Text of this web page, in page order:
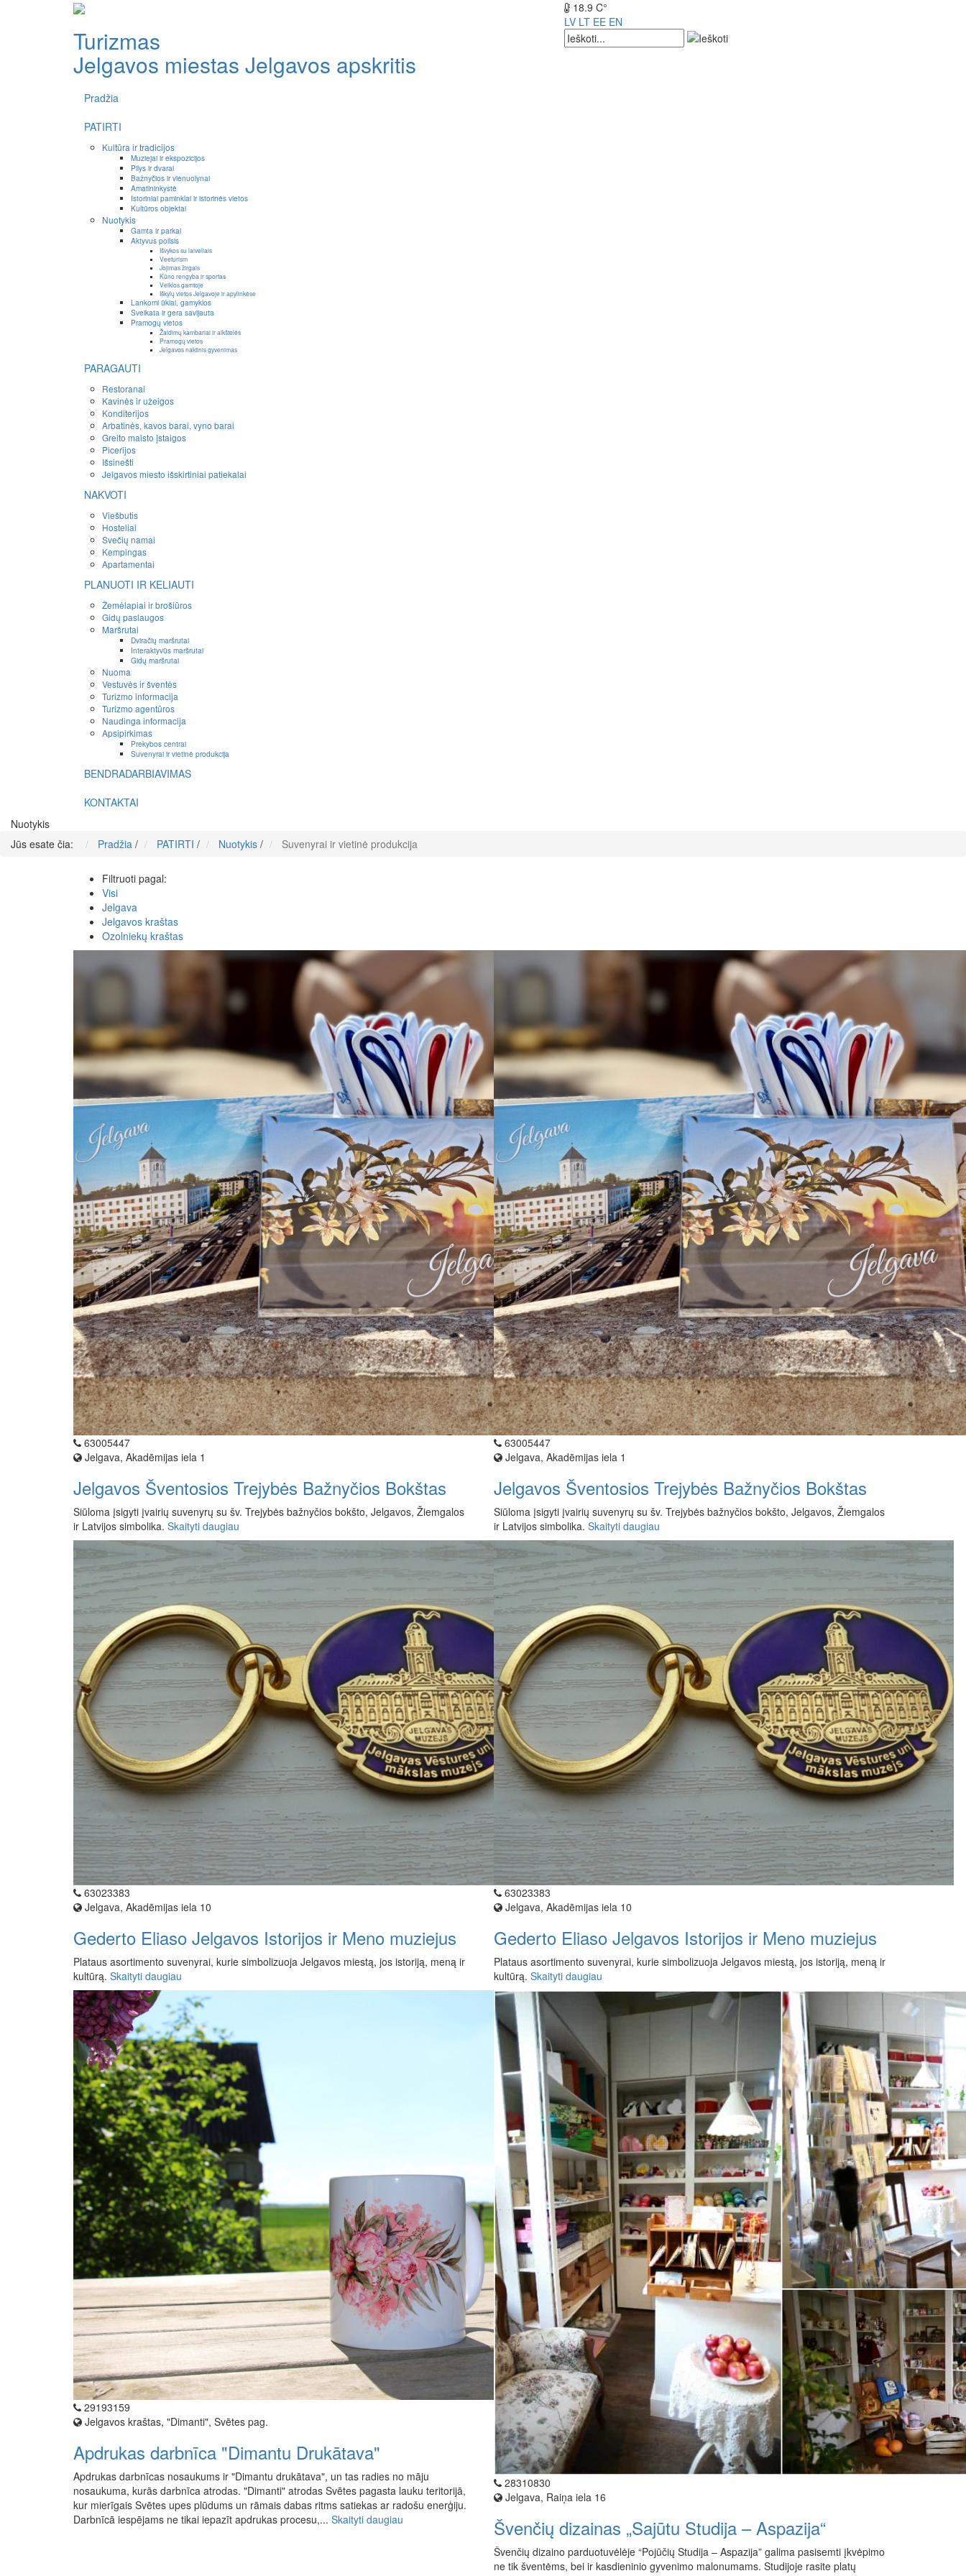
Turizmas
Jelgavos miestas Jelgavos apskritis
18.9 C°
LV LT EE EN
Pradžia
PATIRTI
Kultūra ir tradicijos
Muziejai ir ekspozicijos
Pilys ir dvarai
Bažnyčios ir vienuolynai
Amatininkystė
Istoriniai paminklai ir istorinės vietos
Kultūros objektai
Nuotykis
Gamta ir parkai
Aktyvus poilsis
Išvykos su laiveliais
Veeturism
Jojimas žirgais
Kūno rengyba ir sportas
Veiklos gamtoje
Iškylų vietos Jelgavoje ir apylinkėse
Lankomi ūkiai, gamyklos
Sveikata ir gera savijauta
Pramogų vietos
Žaidimų kambariai ir aikštelės
Pramogų vietos
Jelgavos naktinis gyvenimas
PARAGAUTI
Restoranai
Kavinės ir užeigos
Konditerijos
Arbatinės, kavos barai, vyno barai
Greito maisto įstaigos
Picerijos
Išsinešti
Jelgavos miesto išskirtiniai patiekalai
NAKVOTI
Viešbutis
Hosteliai
Svečių namai
Kempingas
Apartamentai
PLANUOTI IR KELIAUTI
Žemėlapiai ir brošiūros
Gidų paslaugos
Maršrutai
Dviračių maršrutai
Interaktyvūs maršrutai
Gidų maršrutai
Nuoma
Vestuvės ir šventės
Turizmo informacija
Turizmo agentūros
Naudinga informacija
Apsipirkimas
Prekybos centrai
Suvenyrai ir vietinė produkcija
BENDRADARBIAVIMAS
KONTAKTAI
Nuotykis
Jūs esate čia:
Pradžia / PATIRTI / Nuotykis / Suvenyrai ir vietinė produkcija
Filtruoti pagal:
Visi
Jelgava
Jelgavos kraštas
Ozolniekų kraštas
63005447
Jelgava, Akadēmijas iela 1
Jelgavos Šventosios Trejybės Bažnyčios Bokštas
Siūloma įsigyti įvairių suvenyrų su šv. Trejybės bažnyčios bokšto, Jelgavos, Žiemgalos
ir Latvijos simbolika. Skaityti daugiau
63005447
Jelgava, Akadēmijas iela 1
Jelgavos Šventosios Trejybės Bažnyčios Bokštas
Siūloma įsigyti įvairių suvenyrų su šv. Trejybės bažnyčios bokšto, Jelgavos, Žiemgalos
ir Latvijos simbolika. Skaityti daugiau
63023383
Jelgava, Akadēmijas iela 10
Gederto Eliaso Jelgavos Istorijos ir Meno muziejus
Plataus asortimento suvenyrai, kurie simbolizuoja Jelgavos miestą, jos istoriją, meną ir
kultūrą. Skaityti daugiau
63023383
Jelgava, Akadēmijas iela 10
Gederto Eliaso Jelgavos Istorijos ir Meno muziejus
Plataus asortimento suvenyrai, kurie simbolizuoja Jelgavos miestą, jos istoriją, meną ir
kultūrą. Skaityti daugiau
29193159
Jelgavos kraštas, "Dimanti", Svētes pag.
Apdrukas darbnīca "Dimantu Drukātava"
Apdrukas darbnīcas nosaukums ir "Dimantu drukātava", un tas radies no māju
nosaukuma, kurās darbnīca atrodas. "Dimanti" atrodas Svētes pagasta lauku teritorijā,
kur mierīgais Svētes upes plūdums un rāmais dabas ritms satiekas ar radošu enerģiju.
Darbnīcā iespējams ne tikai iepazīt apdrukas procesu,... Skaityti daugiau
28310830
Jelgava, Raiņa iela 16
Švenčių dizainas „Sajūtu Studija – Aspazija“
Švenčių dizaino parduotuvėlėje “Pojūčių Studija – Aspazija” galima pasisemti įkvėpimo
ne tik šventėms, bei ir kasdieninio gyvenimo malonumams. Studijoje rasite platų